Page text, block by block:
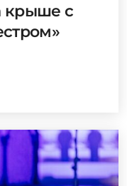
крыше с